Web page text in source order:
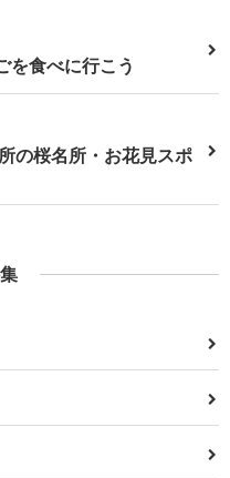
を食べに行こう
の桜名所・お花見スポ